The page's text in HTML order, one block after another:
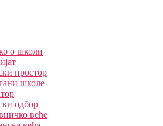
о школи
простор
школе
одбор
веће